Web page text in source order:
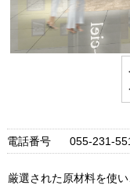
電話番号 055-231-
厳選された原材料を使